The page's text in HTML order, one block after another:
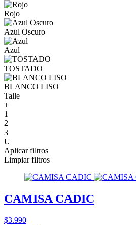
Rojo
Azul Oscuro
Azul
TOSTADO
BLANCO LISO
Talle
+
1
2
3
U
Aplicar filtros
Limpiar filtros
CAMISA CADIC
$3.990